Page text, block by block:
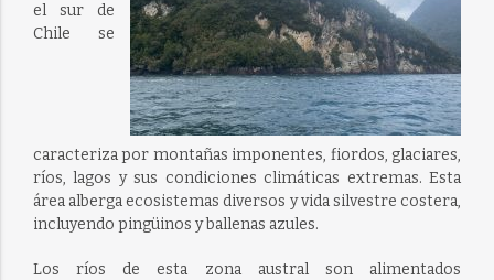
el sur de
Chile se
caracteriza por montañas imponentes, fiordos, glaciares,
ríos, lagos y sus condiciones climáticas extremas. Esta
área alberga ecosistemas diversos y vida silvestre costera,
incluyendo pingüinos y ballenas azules.
Los ríos de esta zona austral son alimentados